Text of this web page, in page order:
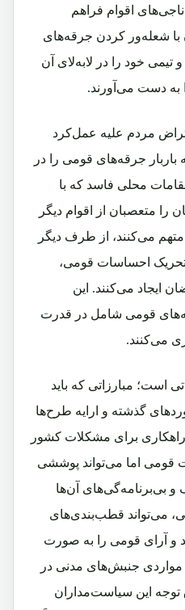
اقوام فراهم
شعله‌ور کردن جرقه‌های
خود را در لابه‌لای آن
به دست می‌آورند.
مردم علیه عمل‌کرد
جرقه‌های قومی را در
محلی فاسد که با
متعصبان از اقوام دیگر
متهم می‌کنند، از طرف دیگر
تحریک احساسات قومی،
ایجاد می‌کنند. این
قومی شامل در قدرت
می‌کنند.
است؛ مبارزاتی که باید
گذشته و ارایه طرح‌ها
برای مشکلات کشور
قومی اما می‌تواند پوششی
بی‌برنامه‌گی‌های آن‌ها
می‌تواند قطب‌بندی‌های
و آرای قومی را به صورت
جنبش‌های مدنی در
توجه این سیاست‌مداران